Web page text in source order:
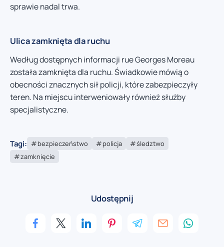
sprawie nadal trwa.
Ulica zamknięta dla ruchu
Według dostępnych informacji rue Georges Moreau
została zamknięta dla ruchu. Świadkowie mówią o
obecności znacznych sił policji, które zabezpieczyły
teren. Na miejscu interweniowały również służby
specjalistyczne.
Tagi: bezpieczeństwo policja
śledztwo
zamknięcie
Udostępnij